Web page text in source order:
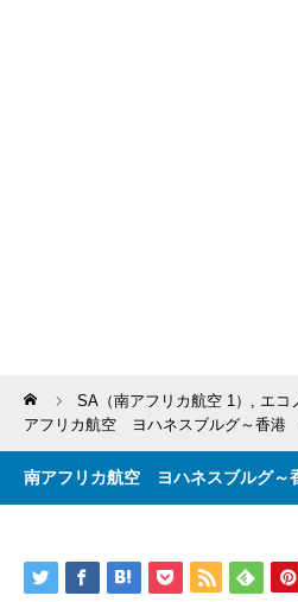
Home SA（南アフリカ航空 1） , エコ
アフリカ航空 ヨハネスブルグ～香港
南アフリカ航空 ヨハネスブルグ